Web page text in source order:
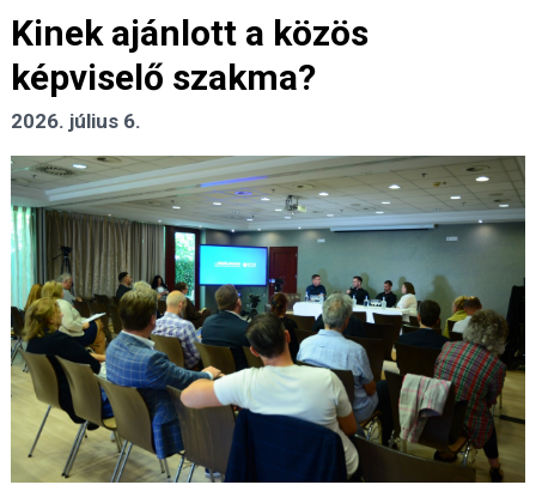
Kinek ajánlott a közös
képviselő szakma?
2026. július 6.